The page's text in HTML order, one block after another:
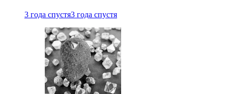
3 года спустя3 года спустя